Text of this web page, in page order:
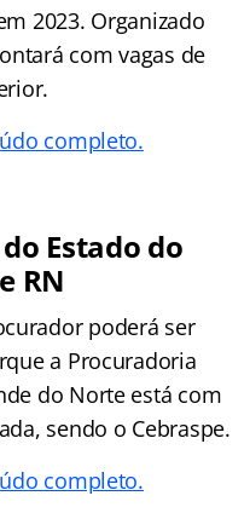
2023. Organizado
com vagas de
completo.
Estado do
RN
poderá ser
a Procuradoria
do Norte está com
sendo o Cebraspe.
completo.